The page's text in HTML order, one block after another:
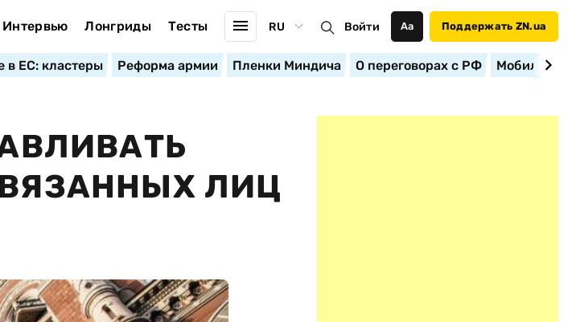
Интервью Лонгриды Тесты RU Войти Аа Поддержать ZN.ua
в ЕС: кластеры Реформа армии Пленки Миндича О переговорах с РФ
ЛИЦ